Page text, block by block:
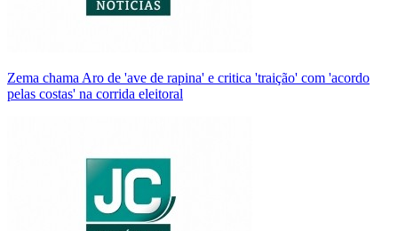
Zema chama Aro de 'ave de rapina' e critica 'traição' com 'acordo
pelas costas' na corrida eleitoral